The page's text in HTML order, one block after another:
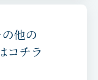
他の
コチラ